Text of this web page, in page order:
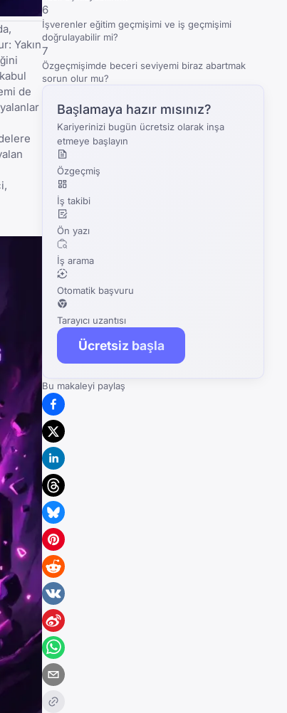
Yakın
de
6
İşverenler eğitim geçmişimi ve iş geçmişimi
doğrulayabilir mi?
7
Özgeçmişimde beceri seviyemi biraz abartmak
sorun olur mu?
Başlamaya hazır mısınız?
Kariyerinizi bugün ücretsiz olarak inşa
etmeye başlayın
Özgeçmiş
İş takibi
Ön yazı
İş arama
Otomatik başvuru
Tarayıcı uzantısı
Ücretsiz başla
Bu makaleyi paylaş